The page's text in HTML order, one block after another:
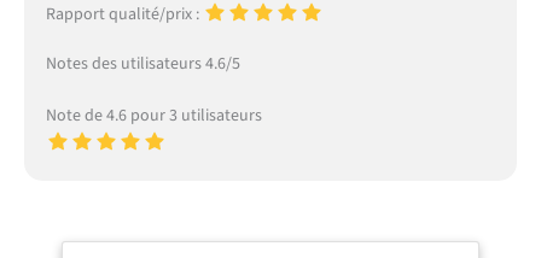
Rapport qualité/prix :
Notes des utilisateurs 4.6/5
Note de 4.6 pour 3 utilisateurs